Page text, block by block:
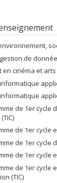
de
en cinéma et
de 1er cycle
de 1er cycle
de 1er cycle
de 1er cycle
de 1er cycle
(TIC)